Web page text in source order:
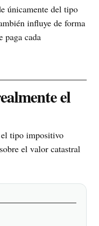
únicamente del tipo
influye de forma
paga cada
el
tipo impositivo
el valor catastral